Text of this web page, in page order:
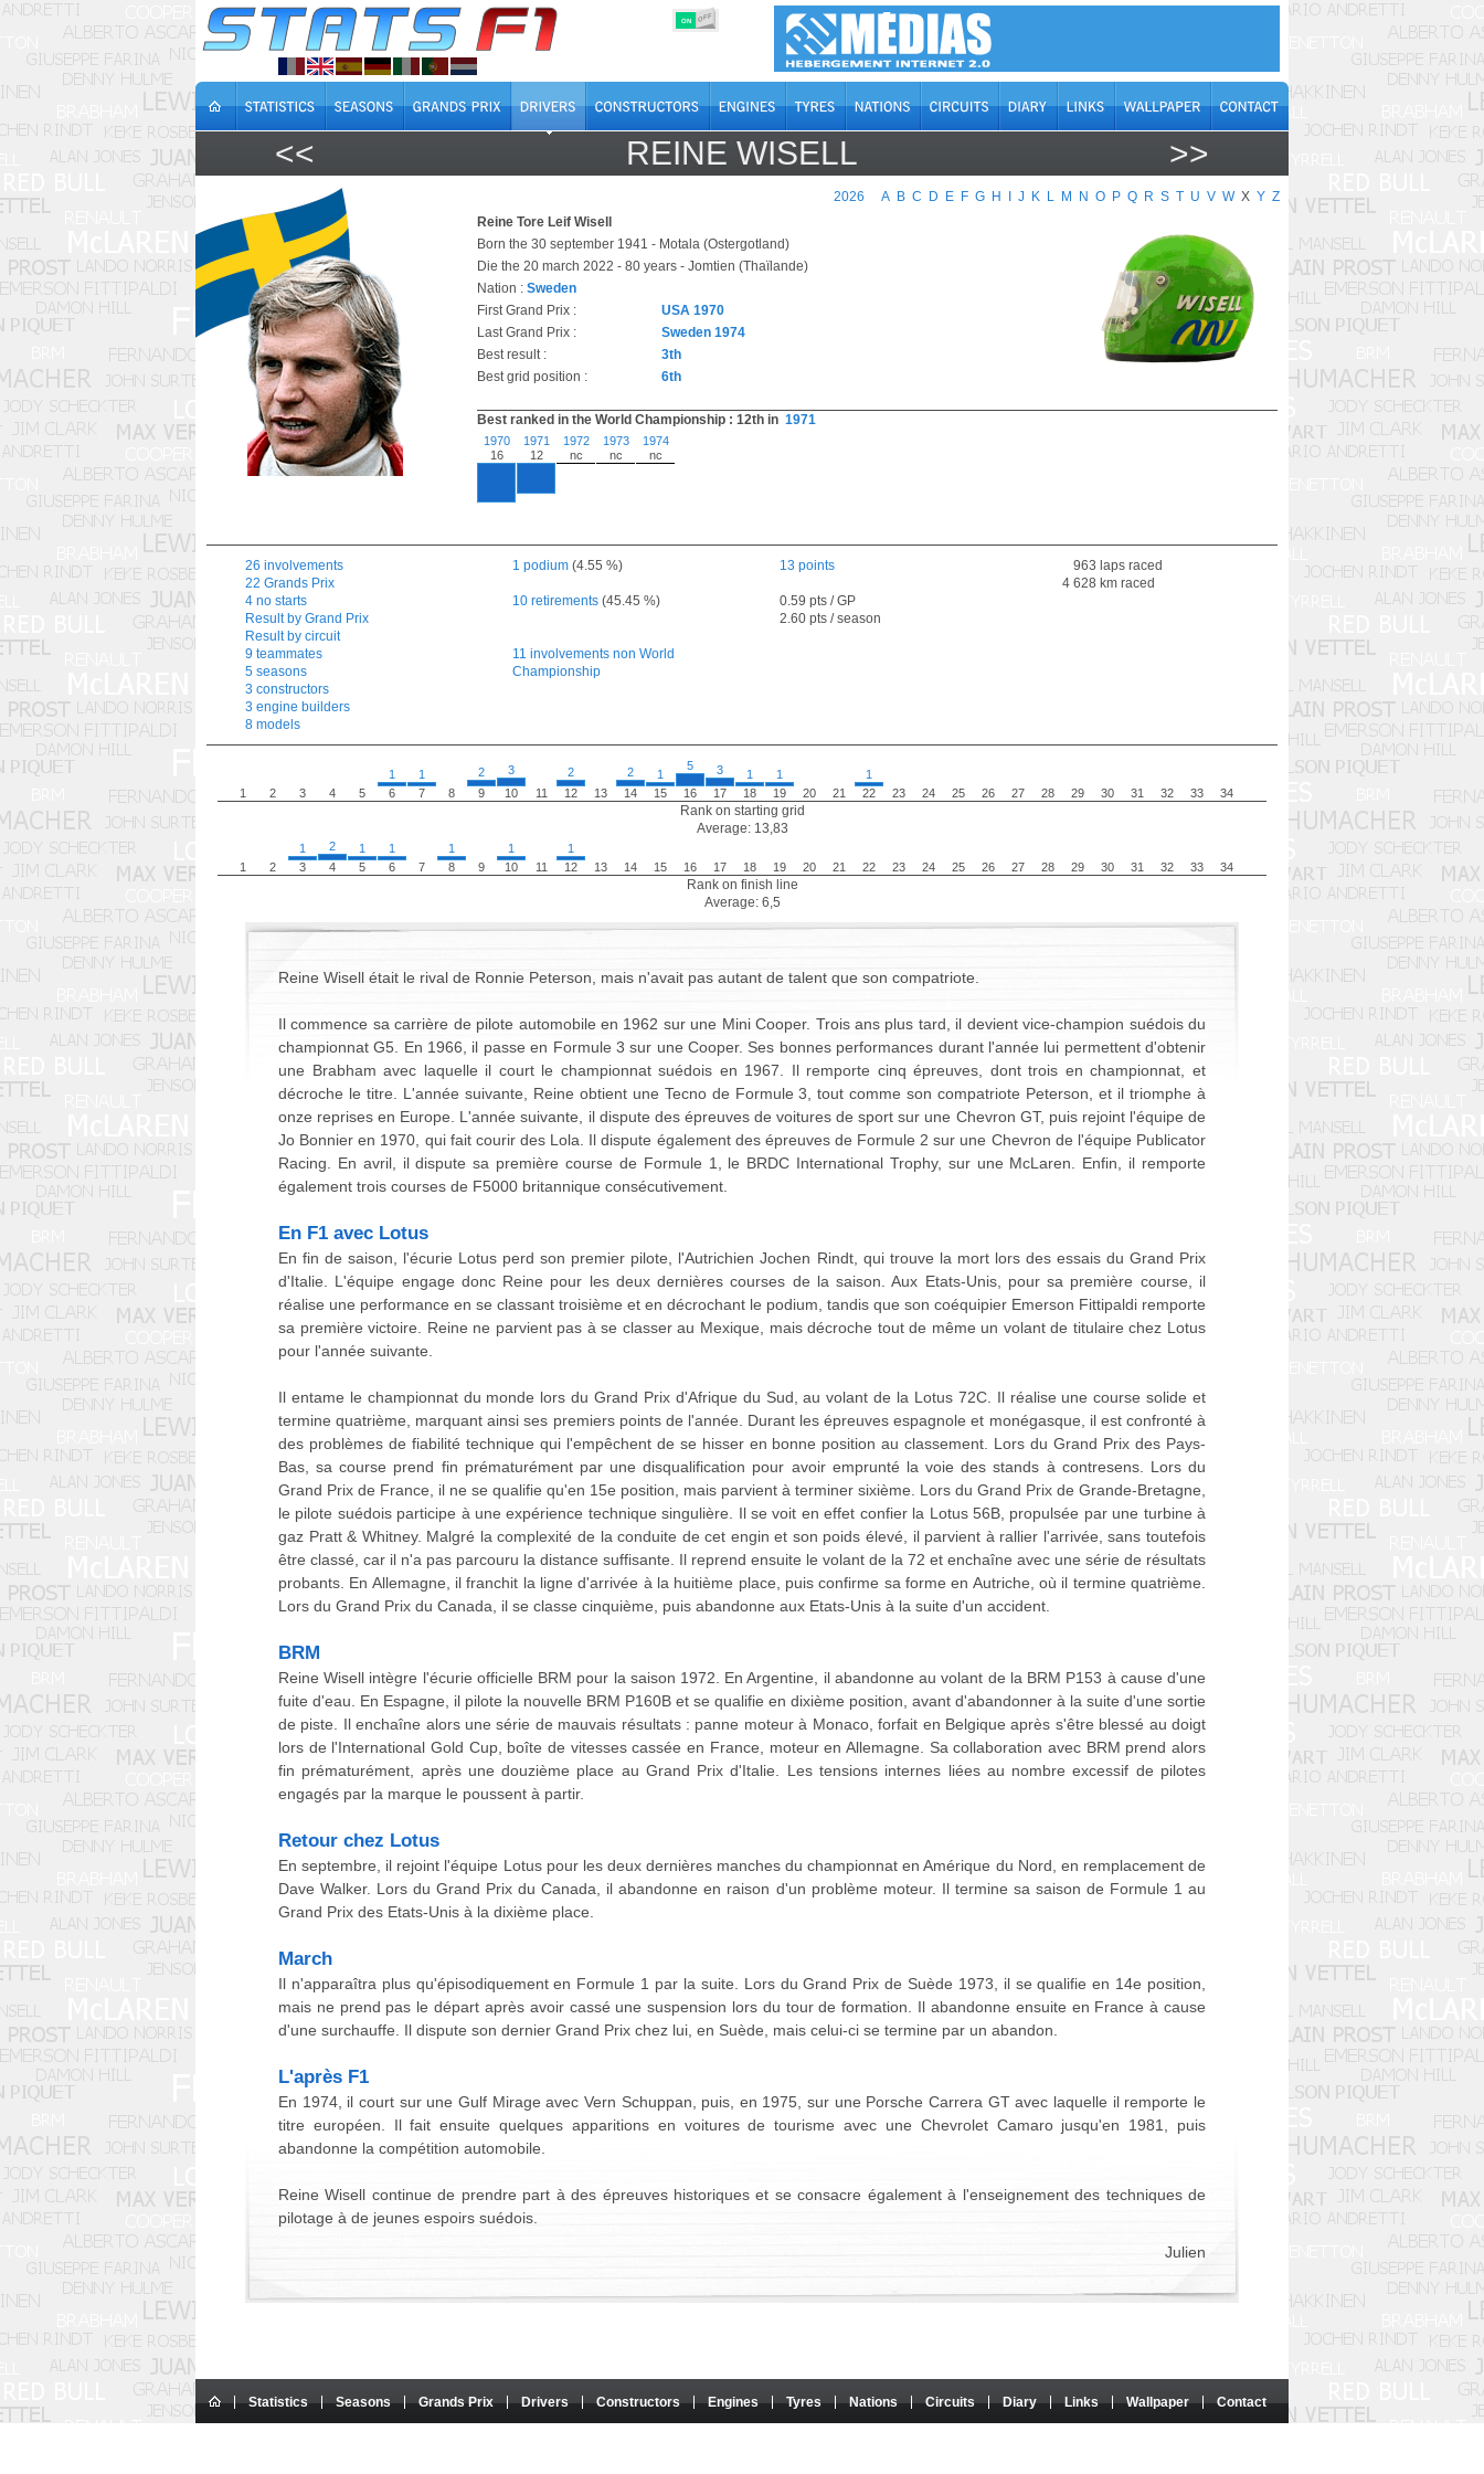
ON OFF
<< REINE WISELL >>
2026 A B C D E F G H J K L M N O P Q R S T U V W X Y Z
Reine Tore Leif Wisell
Born the 30 september 1941 - Motala (Ostergotland)
Die the 20 march 2022 - 80 years - Jomtien (Thaïlande)
Nation : Sweden
First Grand Prix :
USA 1970
Last Grand Prix :
Sweden 1974
Best result :
3th
Best grid position :
6th
Best ranked in the World Championship : 12th in 1971
1970
16
1971
12
1972
nc
1973
nc
1974
nc
26 involvements
22 Grands Prix
4 no starts
Result by Grand Prix
Result by circuit
9 teammates
5 seasons
3 constructors
3 engine builders
8 models
1 podium (4.55 %)
10 retirements (45.45 %)
11 involvements non World
Championship
13 points
0.59 pts / GP
2.60 pts / season
963 laps raced
4 628 km raced
1 2 3 4 5
1
6
1
7
8
2
9
3
10
11
2
12
13
2
14
1
15
5
16
3
17
1
18
1
19
20 21
1
22
23 24 25 26 27 28 29 30 31 32 33 34
Rank on starting grid
Average: 13,83
1 2
1
3
2
4
1
5
1
6
7
1
8
9
1
10
11
1
12
13 14 15 16 17 18 19 20 21 22 23 24 25 26 27 28 29 30 31 32 33 34
Rank on finish line
Average: 6,5
Reine Wisell était le rival de Ronnie Peterson, mais n'avait pas autant de talent que son compatriote.
Il commence sa carrière de pilote automobile en 1962 sur une Mini Cooper. Trois ans plus tard, il devient vice-champion suédois du
championnat G5. En 1966, il passe en Formule 3 sur une Cooper. Ses bonnes performances durant l'année lui permettent d'obtenir
une Brabham avec laquelle il court le championnat suédois en 1967. Il remporte cinq épreuves, dont trois en championnat, et
décroche le titre. L'année suivante, Reine obtient une Tecno de Formule 3, tout comme son compatriote Peterson, et il triomphe à
onze reprises en Europe. L'année suivante, il dispute des épreuves de voitures de sport sur une Chevron GT, puis rejoint l'équipe de
Jo Bonnier en 1970, qui fait courir des Lola. Il dispute également des épreuves de Formule 2 sur une Chevron de l'équipe Publicator
Racing. En avril, il dispute sa première course de Formule 1, le BRDC International Trophy, sur une McLaren. Enfin, il remporte
également trois courses de F5000 britannique consécutivement.
En F1 avec Lotus
En fin de saison, l'écurie Lotus perd son premier pilote, l'Autrichien Jochen Rindt, qui trouve la mort lors des essais du Grand Prix
d'Italie. L'équipe engage donc Reine pour les deux dernières courses de la saison. Aux Etats-Unis, pour sa première course, il
réalise une performance en se classant troisième et en décrochant le podium, tandis que son coéquipier Emerson Fittipaldi remporte
sa première victoire. Reine ne parvient pas à se classer au Mexique, mais décroche tout de même un volant de titulaire chez Lotus
pour l'année suivante.
Il entame le championnat du monde lors du Grand Prix d'Afrique du Sud, au volant de la Lotus 72C. Il réalise une course solide et
termine quatrième, marquant ainsi ses premiers points de l'année. Durant les épreuves espagnole et monégasque, il est confronté à
des problèmes de fiabilité technique qui l'empêchent de se hisser en bonne position au classement. Lors du Grand Prix des Pays-
Bas, sa course prend fin prématurément par une disqualification pour avoir emprunté la voie des stands à contresens. Lors du
Grand Prix de France, il ne se qualifie qu'en 15e position, mais parvient à terminer sixième. Lors du Grand Prix de Grande-Bretagne,
le pilote suédois participe à une expérience technique singulière. Il se voit en effet confier la Lotus 56B, propulsée par une turbine à
gaz Pratt & Whitney. Malgré la complexité de la conduite de cet engin et son poids élevé, il parvient à rallier l'arrivée, sans toutefois
être classé, car il n'a pas parcouru la distance suffisante. Il reprend ensuite le volant de la 72 et enchaîne avec une série de résultats
probants. En Allemagne, il franchit la ligne d'arrivée à la huitième place, puis confirme sa forme en Autriche, où il termine quatrième.
Lors du Grand Prix du Canada, il se classe cinquième, puis abandonne aux Etats-Unis à la suite d'un accident.
BRM
Reine Wisell intègre l'écurie officielle BRM pour la saison 1972. En Argentine, il abandonne au volant de la BRM P153 à cause d'une
fuite d'eau. En Espagne, il pilote la nouvelle BRM P160B et se qualifie en dixième position, avant d'abandonner à la suite d'une sortie
de piste. Il enchaîne alors une série de mauvais résultats : panne moteur à Monaco, forfait en Belgique après s'être blessé au doigt
lors de l'International Gold Cup, boîte de vitesses cassée en France, moteur en Allemagne. Sa collaboration avec BRM prend alors
fin prématurément, après une douzième place au Grand Prix d'Italie. Les tensions internes liées au nombre excessif de pilotes
engagés par la marque le poussent à partir.
Retour chez Lotus
En septembre, il rejoint l'équipe Lotus pour les deux dernières manches du championnat en Amérique du Nord, en remplacement de
Dave Walker. Lors du Grand Prix du Canada, il abandonne en raison d'un problème moteur. Il termine sa saison de Formule 1 au
Grand Prix des Etats-Unis à la dixième place.
March
Il n'apparaîtra plus qu'épisodiquement en Formule 1 par la suite. Lors du Grand Prix de Suède 1973, il se qualifie en 14e position,
mais ne prend pas le départ après avoir cassé une suspension lors du tour de formation. Il abandonne ensuite en France à cause
d'une surchauffe. Il dispute son dernier Grand Prix chez lui, en Suède, mais celui-ci se termine par un abandon.
L'après F1
En 1974, il court sur une Gulf Mirage avec Vern Schuppan, puis, en 1975, sur une Porsche Carrera GT avec laquelle il remporte le
titre européen. Il fait ensuite quelques apparitions en voitures de tourisme avec une Chevrolet Camaro jusqu'en 1981, puis
abandonne la compétition automobile.
Reine Wisell continue de prendre part à des épreuves historiques et se consacre également à l'enseignement des techniques de
pilotage à de jeunes espoirs suédois.
Julien
Statistics Seasons Grands Prix Drivers Constructors Engines Tyres Nations Circuits Diary Links Wallpaper Contact